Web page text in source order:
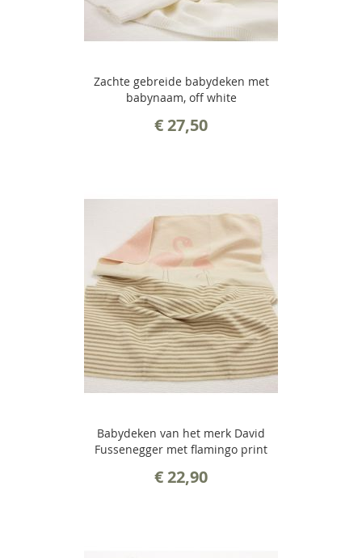
Zachte gebreide babydeken met
babynaam, off white
€ 27,50
Babydeken van het merk David
Fussenegger met flamingo print
€ 22,90